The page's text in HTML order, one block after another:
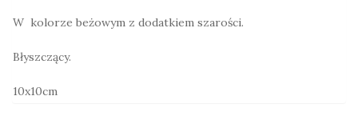
W kolorze beżowym z dodatkiem szarości.
Błyszczący.
10x10cm